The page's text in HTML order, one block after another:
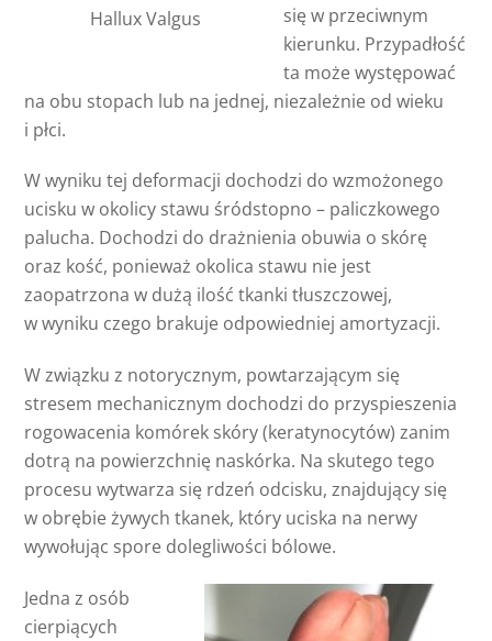
Hallux Valgus
się w przeciwnym
kierunku. Przypadłość
ta może występować
na obu stopach lub na jednej, niezależnie od wieku
i płci.
W wyniku tej deformacji dochodzi do wzmożonego
ucisku w okolicy stawu śródstopno – paliczkowego
palucha. Dochodzi do drażnienia obuwia o skórę
oraz kość, ponieważ okolica stawu nie jest
zaopatrzona w dużą ilość tkanki tłuszczowej,
w wyniku czego brakuje odpowiedniej amortyzacji.
W związku z notorycznym, powtarzającym się
stresem mechanicznym dochodzi do przyspieszenia
rogowacenia komórek skóry (keratynocytów) zanim
dotrą na powierzchnię naskórka. Na skutego tego
procesu wytwarza się rdzeń odcisku, znajdujący się
w obrębie żywych tkanek, który uciska na nerwy
wywołując spore dolegliwości bólowe.
Jedna z osób
cierpiących